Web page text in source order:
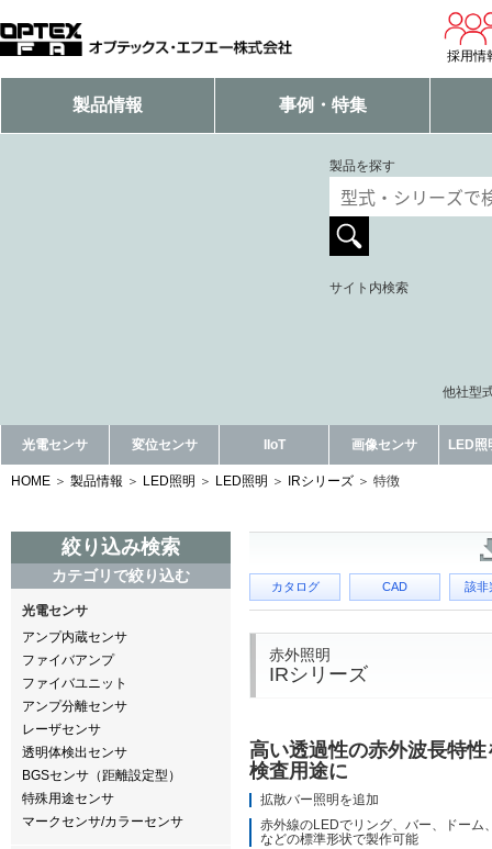
採用情
製品情報 事例・特集
製品を探す
サイト内検索
他社型
光電センサ 変位センサ IIoT 画像センサ LED照
HOME 製品情報 LED照明 LED照明 IRシリーズ 特徴
絞り込み検索
カテゴリで絞り込む
光電センサ
アンプ内蔵センサ
ファイバアンプ
ファイバユニット
アンプ分離センサ
レーザセンサ
透明体検出センサ
BGSセンサ（距離設定型）
特殊用途センサ
マークセンサ/カラーセンサ
カタログ CAD 該非
赤外照明
IRシリーズ
高い透過性の赤外波長特
検査用途に
拡散バー照明を追加
赤外線のLEDでリング、バー、ドーム
などの標準形状で製作可能